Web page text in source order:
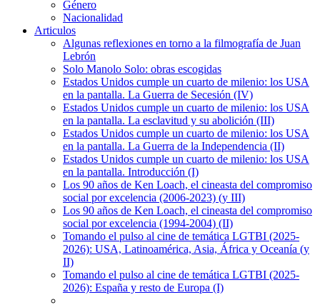
Género
Nacionalidad
Articulos
Algunas reflexiones en torno a la filmografía de Juan
Lebrón
Solo Manolo Solo: obras escogidas
Estados Unidos cumple un cuarto de milenio: los USA
en la pantalla. La Guerra de Secesión (IV)
Estados Unidos cumple un cuarto de milenio: los USA
en la pantalla. La esclavitud y su abolición (III)
Estados Unidos cumple un cuarto de milenio: los USA
en la pantalla. La Guerra de la Independencia (II)
Estados Unidos cumple un cuarto de milenio: los USA
en la pantalla. Introducción (I)
Los 90 años de Ken Loach, el cineasta del compromiso
social por excelencia (2006-2023) (y III)
Los 90 años de Ken Loach, el cineasta del compromiso
social por excelencia (1994-2004) (II)
Tomando el pulso al cine de temática LGTBI (2025-
2026): USA, Latinoamérica, Asia, África y Oceanía (y
II)
Tomando el pulso al cine de temática LGTBI (2025-
2026): España y resto de Europa (I)